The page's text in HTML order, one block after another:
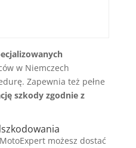
w Niemczech
Zapewnia też pełne
szkody zgodnie z
możesz dostać